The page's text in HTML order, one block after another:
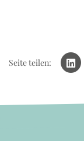
Seite teilen: